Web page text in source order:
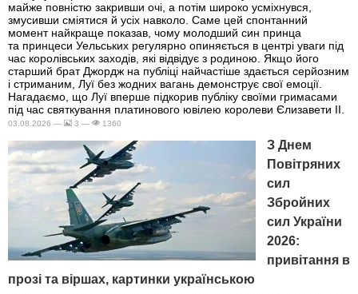
майже повністю закривши очі, а потім широко усміхнувся,
змусивши сміятися й усіх навколо. Саме цей спонтанний
момент найкраще показав, чому молодший син принца
та принцеси Уельських регулярно опиняється в центрі уваги під
час королівських заходів, які відвідує з родиною. Якщо його
старший брат Джордж на публіці найчастіше здається серйозним
і стриманим, Луї без жодних вагань демонструє свої емоції.
Нагадаємо, що Луї вперше підкорив публіку своїми гримасами
під час святкування платинового ювілею королеви Єлизавети II.
03.08.2026 — 3 — 1360
З Днем
Повітряних
сил
Збройних
сил України
2026:
привітання в
прозі та віршах, картинки українською